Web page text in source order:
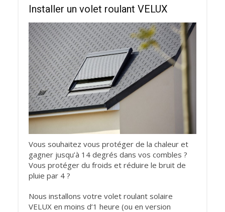
Installer un volet roulant VELUX
Vous souhaitez vous protéger de la chaleur et
gagner jusqu’à 14 degrés dans vos combles ?
Vous protéger du froids et réduire le bruit de
pluie par 4 ?
Nous installons votre volet roulant solaire
VELUX en moins d’1 heure (ou en version